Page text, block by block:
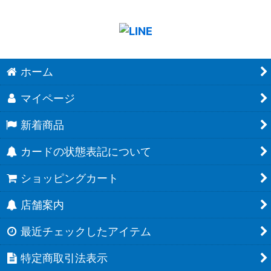
ホーム
マイページ
新着商品
カードの状態表記について
ショッピングカート
店舗案内
最近チェックしたアイテム
特定商取引法表示